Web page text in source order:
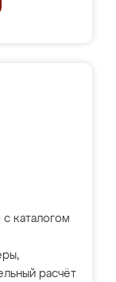
каталогом
расчёт